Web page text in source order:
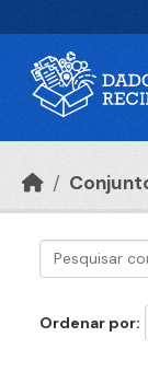
Ordenar por